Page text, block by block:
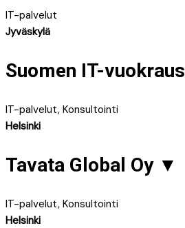
IT-palvelut
Jyväskylä
Suomen IT-vuokraus
IT-palvelut, Konsultointi
Helsinki
Tavata Global Oy ▼
IT-palvelut, Konsultointi
Helsinki